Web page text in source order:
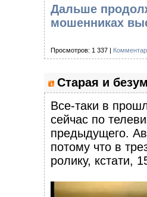
Дальше
мошенниках
Просмотров: 1 337 |
Старая и
Все-таки в
сейчас по
предыдущего.
потому что в
ролику, кстати,